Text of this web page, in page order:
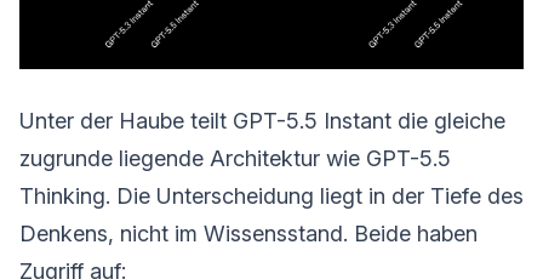
Unter der Haube teilt GPT-5.5 Instant die gleiche
zugrunde liegende Architektur wie GPT-5.5
Thinking. Die Unterscheidung liegt in der Tiefe des
Denkens, nicht im Wissensstand. Beide haben
Zugriff auf: